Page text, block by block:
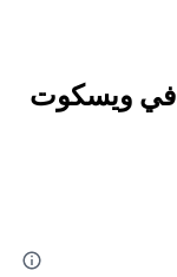
في ويسكوت